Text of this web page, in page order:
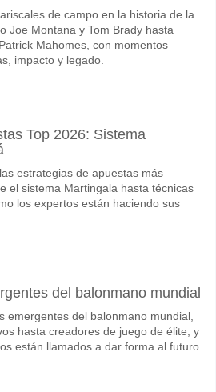
de campo en la historia de la
Joe Montana y Tom Brady hasta
Mahomes, con momentos
impacto y legado.
Top 2026: Sistema
estrategias de apuestas más
el sistema Martingala hasta técnicas
los expertos están haciendo sus
del balonmano mundial
emergentes del balonmano mundial,
hasta creadores de juego de élite, y
están llamados a dar forma al futuro